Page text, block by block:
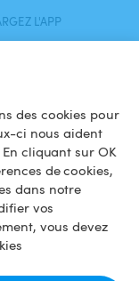
des cookies pour
ci nous aident
cliquant sur OK
de cookies,
dans notre
vos
vous devez
L'APP